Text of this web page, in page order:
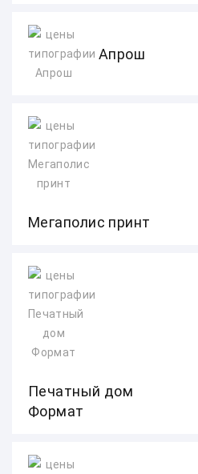
Апрош
Мегаполис принт
Печатный дом
Формат